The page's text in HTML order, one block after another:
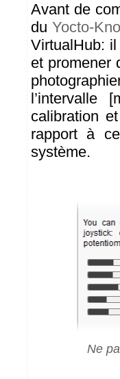
Avant de
duYocto-
VirtualHub:
et promener
l’intervalle
calibration
rapport à
système.
Ne